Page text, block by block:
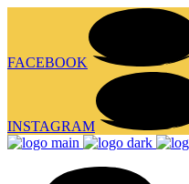
FACEBOOK
INSTAGRAM